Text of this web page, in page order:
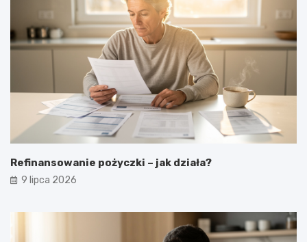
Refinansowanie pożyczki – jak działa?
9 lipca 2026